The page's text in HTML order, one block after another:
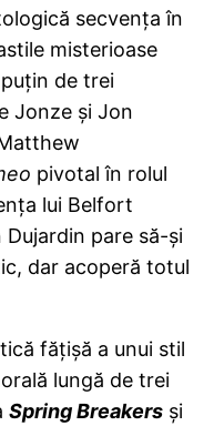
secvenţa în
misterioase
de trei
Jonze şi Jon
pivotal în rolul
lui Belfort
Dujardin pare să-şi
dar acoperă totul
făţişă a unui stil
lungă de trei
Spring Breakers şi